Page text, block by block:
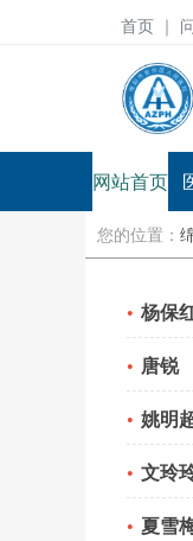
首页 ｜
网站首页
您的位置：
杨保
唐锐
姚明
文玲
夏雪